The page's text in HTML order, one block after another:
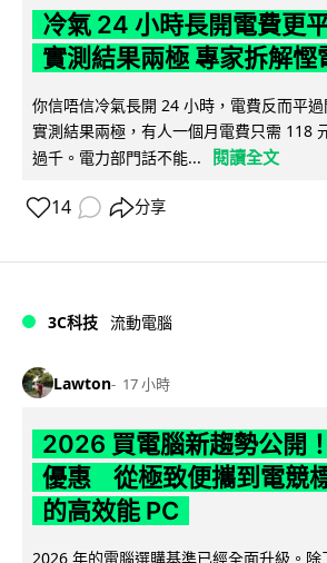
冷氣 24 小時長開電費更
實測結果兩極 專家拆解慳
你信唔信冷氣長開 24 小時，電費反而平
實測結果兩極，有人一個月電費只需 118
過千。電力部門話不能...
閱讀全文
14 分享
3C科技 流動電腦
Lawton 17 小時
2026 買電腦新趨勢公開
優惠 從極致便攜到電競
的高效能 PC
2026 年的電腦選購基準已經全面升級。